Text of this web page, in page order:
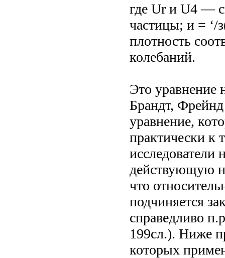
где Ur и U4 —
частицы; и = ‘/
плотность
колебаний.
Это уравнение
Брандт,
уравнение,
практически к
действующую
что
подчиняется
справедливо
199сл.). Ниже
которых